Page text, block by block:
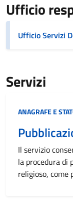
Ufficio
Ufficio Servizi
Servizi
Categoria:
ANAGRAFE E
Il servizio
la procedura di
religioso, come